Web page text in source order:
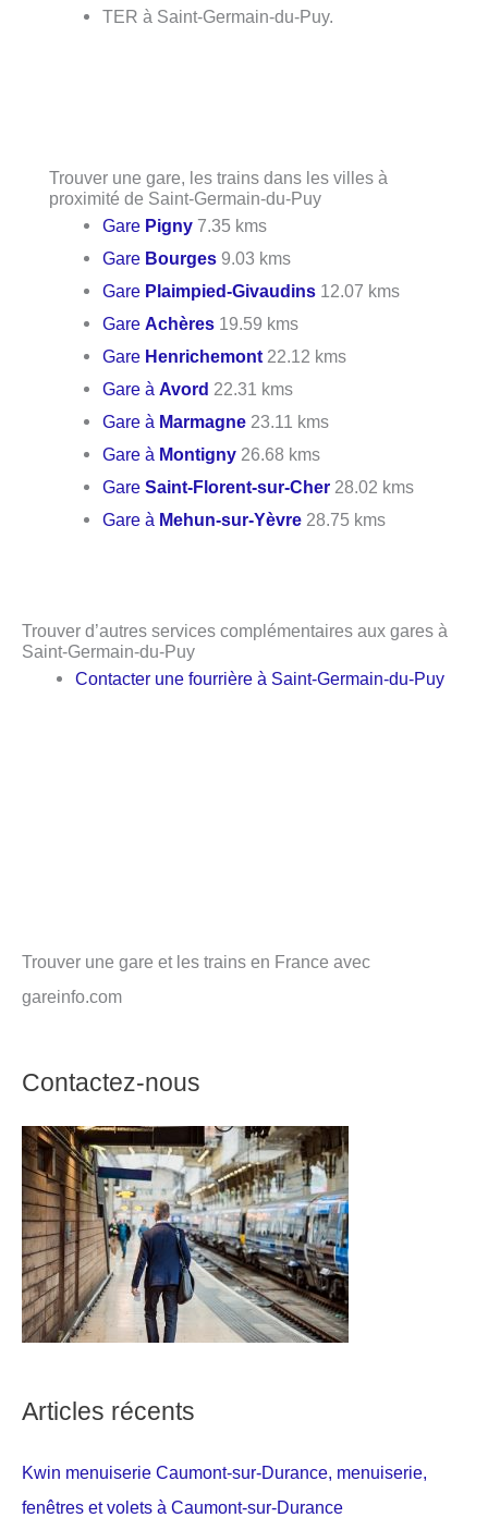
TER à Saint-Germain-du-Puy.
Trouver une gare, les trains dans les villes à
proximité de Saint-Germain-du-Puy
Gare Pigny 7.35 kms
Gare Bourges 9.03 kms
Gare Plaimpied-Givaudins 12.07 kms
GareAchères 19.59 kms
Gare Henrichemont 22.12 kms
Gare àAvord 22.31 kms
Gare à Marmagne 23.11 kms
Gare à Montigny 26.68 kms
GareSaint-Florent-sur-Cher 28.02 kms
Gare à Mehun-sur-Yèvre 28.75 kms
Trouver d’autres services complémentaires aux gares à
Saint-Germain-du-Puy
Contacter une fourrière à Saint-Germain-du-Puy
Trouver une gare et les trains en France avec
gareinfo.com
Contactez-nous
Articles récents
Kwin menuiserie Caumont-sur-Durance, menuiserie,
fenêtres et volets à Caumont-sur-Durance